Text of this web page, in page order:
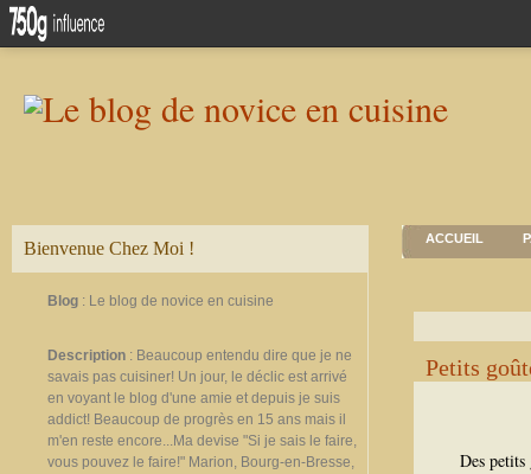
Bienvenue Chez Moi !
Blog : Le blog de novice en cuisine
Description : Beaucoup entendu dire que je ne
savais pas cuisiner! Un jour, le déclic est arrivé
en voyant le blog d'une amie et depuis je suis
addict! Beaucoup de progrès en 15 ans mais il
m'en reste encore...Ma devise "Si je sais le faire,
vous pouvez le faire!" Marion, Bourg-en-Bresse,
ACCUEIL
Petits
Des